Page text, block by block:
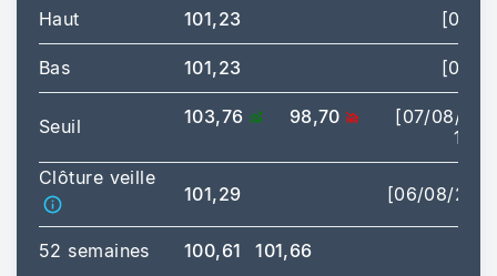
Haut 101,23
Bas 101,23
Seuil 103,76 98,70
[07/08/
Clôture veille
101,29 [06/08/
52 semaines 100,61 101,66